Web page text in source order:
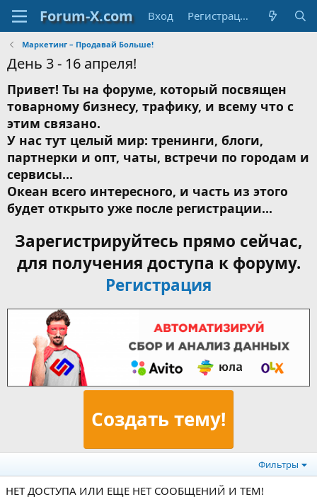
Вход Регистрация
Маркетинг – Продавай Больше!
День 3 - 16 апреля!
Привет! Ты на форуме, который посвящен
товарному бизнесу, трафику, и всему что с
этим связано.
У нас тут целый мир: тренинги, блоги,
партнерки и опт, чаты, встречи по городам и
сервисы...
Океан всего интересного, и часть из этого
будет открыто уже после регистрации...
Зарегистрируйтесь прямо сейчас,
для получения доступа к форуму.
Регистрация
Создать тему!
Фильтры
НЕТ ДОСТУПА ИЛИ ЕЩЕ НЕТ СООБЩЕНИЙ И ТЕМ!